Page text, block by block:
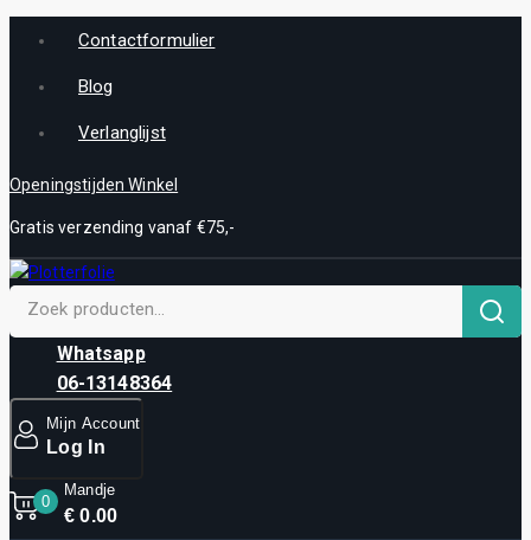
Contactformulier
Blog
Verlanglijst
Openingstijden Winkel
Gratis verzending vanaf €75,-
Whatsapp
06-13148364
Mijn Account
Log In
0
Mandje
€0.00